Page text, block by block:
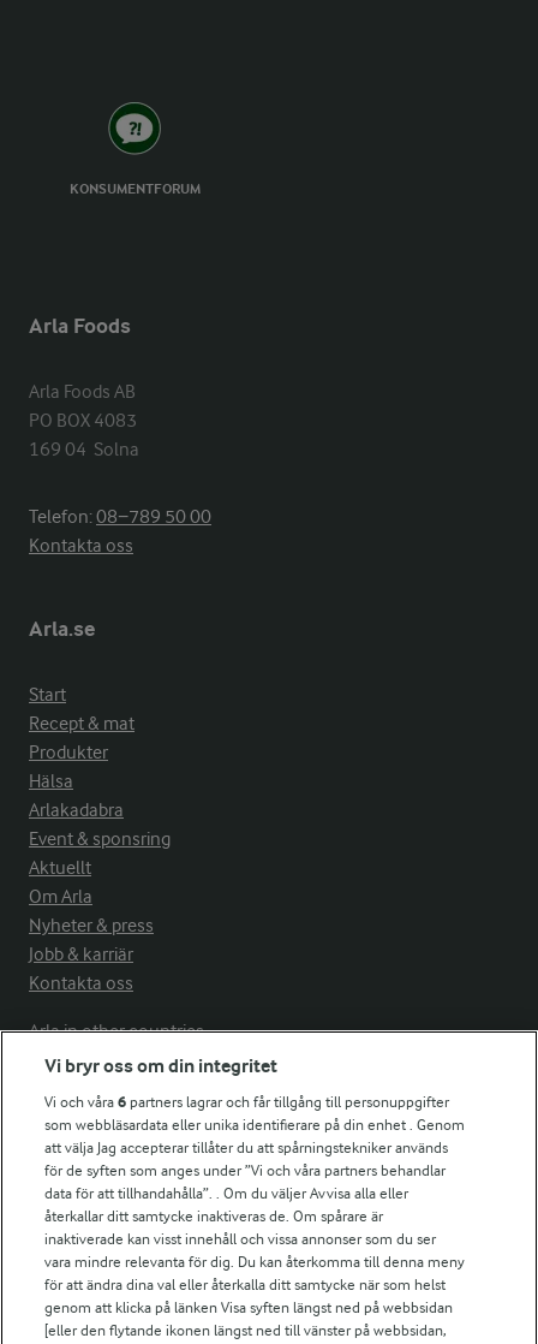
KONSUMENTFORUM
Arla Foods
Arla Foods AB
PO BOX 4083
169 04  Solna
Telefon:08−789 50 00
Kontakta oss
Arla.se
Start
Recept & mat
Produkter
Hälsa
Arlakadabra
Event & sponsring
Aktuellt
Om Arla
Nyheter & press
Jobb & karriär
Kontakta oss
Arla in other countries
Fler Arlasajter
För ägare
Arlas kundportal
Arla.com
Falbygdens Ost
Arla webbshop
Bildbank
Vi bryr oss om din integritet
Vi och våra6 partners lagrar och får tillgång till personuppgifter
som webbläsardata eller unika identifierare på din enhet . Genom
att välja Jag accepterar tillåter du att spårningstekniker används
för de syften som anges under ”Vi och våra partners behandlar
data för att tillhandahålla”. . Om du väljer Avvisa alla eller
återkallar ditt samtycke inaktiveras de. Om spårare är
inaktiverade kan visst innehåll och vissa annonser som du ser
vara mindre relevanta för dig. Du kan återkomma till denna meny
för att ändra dina val eller återkalla ditt samtycke när som helst
genom att klicka på länken Visa syften längst ned på webbsidan
[eller den flytande ikonen längst ned till vänster på webbsidan,